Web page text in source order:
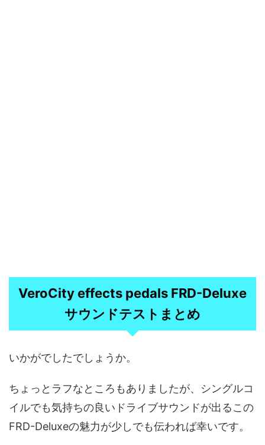
VeroCity effects pedals FRD-Deluxe
サウンドテストまとめ
いかがでしたでしょうか。
ちょっとラフなところもありましたが、シングルコ
イルでも気持ちの良いドライブサウンドが出るこの
FRD-Deluxeの魅力が少しでも伝われば幸いです。